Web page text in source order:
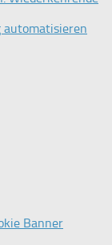
automatisieren
Banner